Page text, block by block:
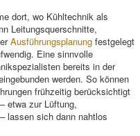
dort, wo Kühltechnik als
Leitungsquerschnitte,
Ausführungsplanung festgelegt
Eine sinnvolle
bereits in der
werden. So können
frühzeitig berücksichtigt
– etwa zur Lüftung,
– lassen sich dann nahtlos